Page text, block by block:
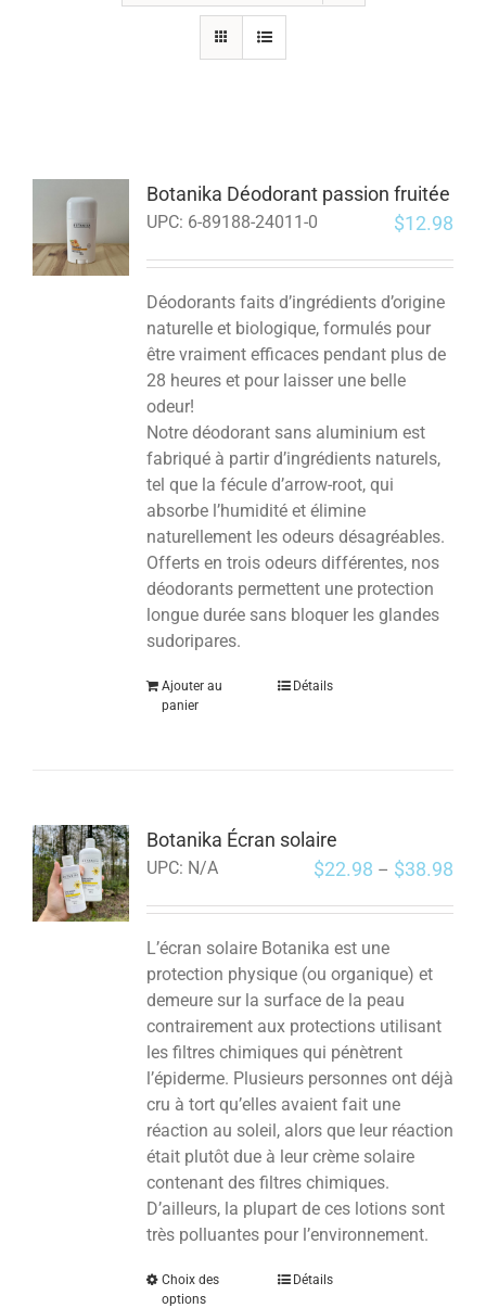
Botanika Déodorant passion fruitée
UPC: 6-89188-24011-0 $12.98
Déodorants faits d’ingrédients d’origine
naturelle et biologique, formulés pour
être vraiment efficaces pendant plus de
28 heures et pour laisser une belle
odeur!
Notre déodorant sans aluminium est
fabriqué à partir d’ingrédients naturels,
tel que la fécule d’arrow-root, qui
absorbe l’humidité et élimine
naturellement les odeurs désagréables.
Offerts en trois odeurs différentes, nos
déodorants permettent une protection
longue durée sans bloquer les glandes
sudoripares.
Ajouter au
panier
Détails
Botanika Écran solaire
UPC: N/A $22.98 – $38.98
L’écran solaire Botanika est une
protection physique (ou organique) et
demeure sur la surface de la peau
contrairement aux protections utilisant
les filtres chimiques qui pénètrent
l’épiderme. Plusieurs personnes ont déjà
cru à tort qu’elles avaient fait une
réaction au soleil, alors que leur réaction
était plutôt due à leur crème solaire
contenant des filtres chimiques.
D’ailleurs, la plupart de ces lotions sont
très polluantes pour l’environnement.
Choix des
options
Détails